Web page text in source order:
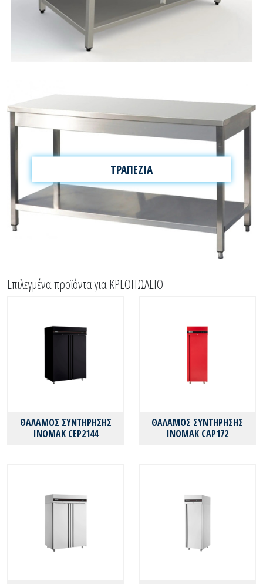
ΤΡΑΠΕΖΙΑ
Επιλεγμένα προϊόντα για ΚΡΕΟΠΩΛΕΙΟ
ΘΑΛΑΜΟΣ ΣΥΝΤΗΡΗΣΗΣ
ΙΝΟΜΑΚ CEP2144
ΘΑΛΑΜΟΣ ΣΥΝΤΗΡΗΣΗΣ
ΙΝΟΜΑΚ CAP172